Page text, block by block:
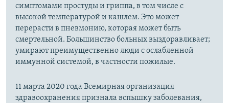
симптомами простуды и гриппа, в том числе с
высокой температурой и кашлем. Это может
перерасти в пневмонию, которая может быть
смертельной. Большинство больных выздоравливает;
умирают преимущественно люди с ослабленной
иммунной системой, в частности пожилые.
11 марта 2020 года Всемирная организация
здравоохранения признала вспышку заболевания,